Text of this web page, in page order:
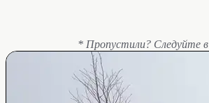
* Пропустили? Следуйте в